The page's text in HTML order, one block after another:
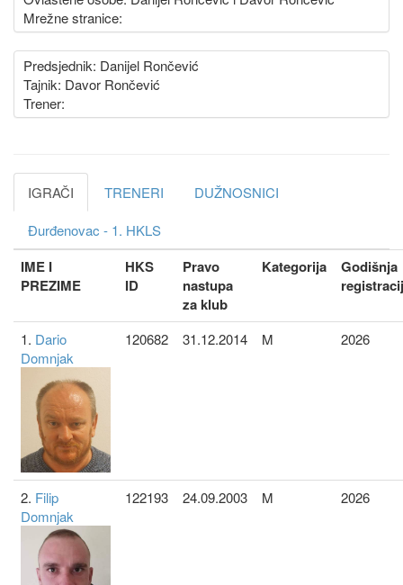
Mrežne stranice:
Predsjednik: Danijel Rončević
Tajnik: Davor Rončević
Trener:
IGRAČI TRENERI
DUŽNOSNICI
Đurđenovac - 1. HKLS
IME I
PREZIME
HKS
ID
Pravo
nastupa
za klub
Kategorija
Godišnja
1. Dario
Domnjak
120682 31.12.2014 M 2026
2. Filip
Domnjak
122193 24.09.2003 M 2026